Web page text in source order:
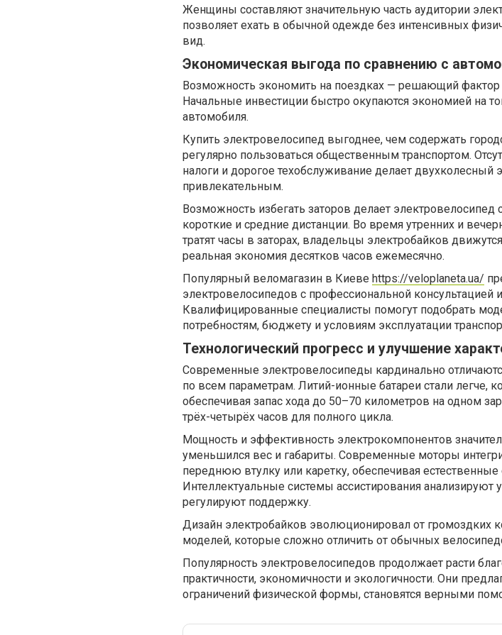
Женщины составляют значительную часть аудитории
позволяет ехать в обычной одежде без интенсивных
вид.
Экономическая выгода по сравнению с
Возможность экономить на поездках — решающий
Начальные инвестиции быстро окупаются экономией на
автомобиля.
Купить электровелосипед выгоднее, чем содержать
регулярно пользоваться общественным транспортом.
налоги и дорогое техобслуживание делает двухколесный
привлекательным.
Возможность избегать заторов делает
короткие и средние дистанции. Во время утренних и
тратят часы в заторах, владельцы электробайков
реальная экономия десятков часов ежемесячно.
Популярный веломагазин в Киеве https://veloplaneta.ua/
электровелосипедов с профессиональной консультацией
Квалифицированные специалисты помогут подобрать
потребностям, бюджету и условиям эксплуатации
Технологический прогресс и улучшение
Современные электровелосипеды кардинально
по всем параметрам. Литий-ионные батареи стали легче,
обеспечивая запас хода до 50–70 километров на одном
трёх-четырёх часов для полного цикла.
Мощность и эффективность электрокомпонентов
уменьшился вес и габариты. Современные моторы
переднюю втулку или каретку, обеспечивая
Интеллектуальные системы ассистирования анализируют
регулируют поддержку.
Дизайн электробайков эволюционировал от громоздких
моделей, которые сложно отличить от обычных
Популярность электровелосипедов продолжает расти
практичности, экономичности и экологичности. Они
ограничений физической формы, становятся верными